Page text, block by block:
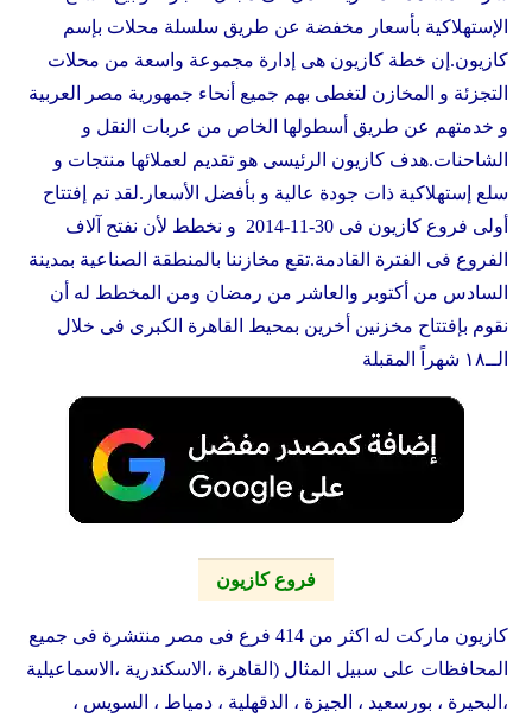
الإستهلاكية بأسعار مخفضة عن طريق سلسلة محلات بإسم
كازيون.إن خطة كازيون هى إدارة مجموعة واسعة من محلات
التجزئة و المخازن لتغطى بهم جميع أنحاء جمهورية مصر العربية
و خدمتهم عن طريق أسطولها الخاص من عربات النقل و
الشاحنات.هدف كازيون الرئيسى هو تقديم لعملائها منتجات و
سلع إستهلاكية ذات جودة عالية و بأفضل الأسعار.لقد تم إفتتاح
أولى فروع كازيون
فى 30-11-2014 و نخطط لأن نفتح آلاف
الفروع فى الفترة القادمة.تقع مخازننا بالمنطقة الصناعية بمدينة
السادس من أكتوبر والعاشر من رمضان ومن المخطط له أن
نقوم بإفتتاح مخزنين أخرين بمحيط القاهرة الكبرى فى خلال
الــ١٨ شهراً المقبلة
فروع كازيون
كازيون ماركت له اكثر من 414 فرع فى مصر منتشرة فى جميع
المحافظات على سبيل المثال (القاهرة ،الاسكندرية ،الاسماعيلية
،البحيرة ، بورسعيد ، الجيزة ، الدقهلية ، دمياط ، السويس ،